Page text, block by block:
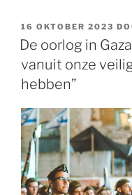
GEPLAATST
OP
16 OKTOBER 2023
De oorlog in
vanuit onze
hebben”